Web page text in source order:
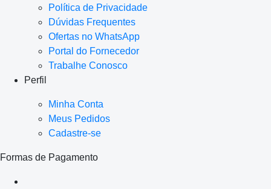
Política de Privacidade
Dúvidas Frequentes
Ofertas no WhatsApp
Portal do Fornecedor
Trabalhe Conosco
Perfil
Minha Conta
Meus Pedidos
Cadastre-se
Formas de Pagamento